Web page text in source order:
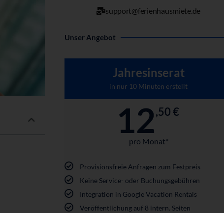
support@ferienhausmiete.de
Unser Angebot
Jahresinserat
in nur 10 Minuten erstellt
12,50 €
pro Monat*
Provisionsfreie Anfragen zum Festpreis
Keine Service- oder Buchungsgebühren
Integration in Google Vacation Rentals
Veröffentlichung auf 8 intern. Seiten